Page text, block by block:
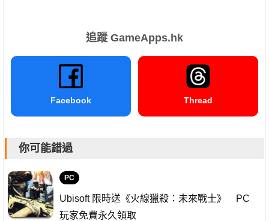
追蹤 GameApps.hk
Facebook Thread
你可能錯過
PC
Ubisoft 限時送《火線獵殺：未來戰士》 PC
玩家免費永久領取